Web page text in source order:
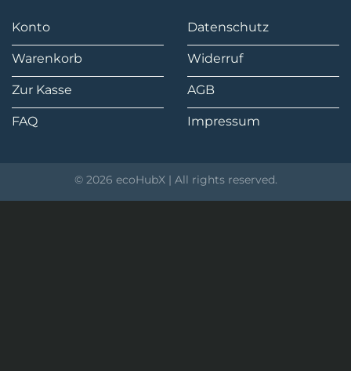
Konto
Warenkorb
Zur Kasse
FAQ
Datenschutz
Widerruf
AGB
Impressum
© 2026 ecoHubX | All rights reserved.